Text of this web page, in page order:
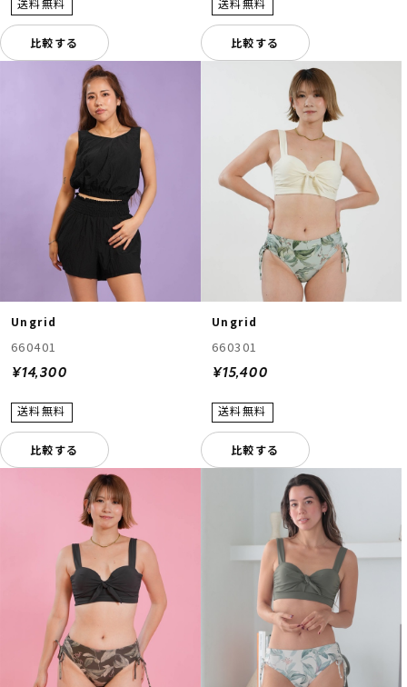
比較する 比較する
Ungrid
660401
¥14,300
比較する
Ungrid
660301
¥15,400
比較する